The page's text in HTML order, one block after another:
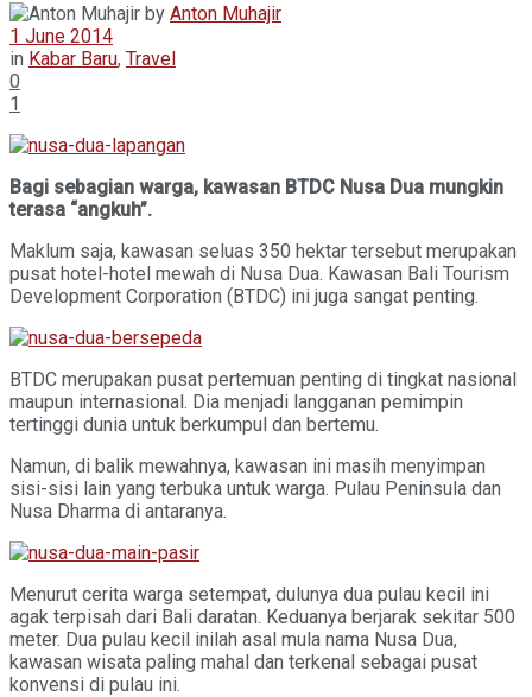
by Anton Muhajir
1 June 2014
in Kabar Baru, Travel
0
1
Bagi sebagian warga, kawasan BTDC Nusa Dua mungkin
terasa “angkuh”.
Maklum saja, kawasan seluas 350 hektar tersebut merupakan
pusat hotel-hotel mewah di Nusa Dua. Kawasan Bali Tourism
Development Corporation (BTDC) ini juga sangat penting.
BTDC merupakan pusat pertemuan penting di tingkat nasional
maupun internasional. Dia menjadi langganan pemimpin
tertinggi dunia untuk berkumpul dan bertemu.
Namun, di balik mewahnya, kawasan ini masih menyimpan
sisi-sisi lain yang terbuka untuk warga. Pulau Peninsula dan
Nusa Dharma di antaranya.
Menurut cerita warga setempat, dulunya dua pulau kecil ini
agak terpisah dari Bali daratan. Keduanya berjarak sekitar 500
meter. Dua pulau kecil inilah asal mula nama Nusa Dua,
kawasan wisata paling mahal dan terkenal sebagai pusat
konvensi di pulau ini.